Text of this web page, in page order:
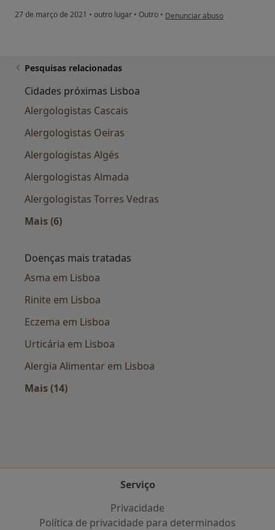
27 de março de 2021 • outro lugar • Outro • na opinião do utilizador Maria
Denunciar abuso
Pesquisas relacionadas
Cidades próximas Lisboa
Alergologistas Cascais
Alergologistas Oeiras
Alergologistas Algés
Alergologistas Almada
Alergologistas Torres Vedras
Mais (6)
Doenças mais tratadas
Asma em Lisboa
Rinite em Lisboa
Eczema em Lisboa
Urticária em Lisboa
Alergia Alimentar em Lisboa
Mais (14)
Serviço
Privacidade
Política de privacidade para determinados